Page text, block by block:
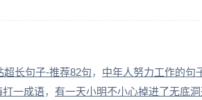
超长句子-推荐82句
中年人努力工作的句
打一成语
有一天小明不小心掉进了无底